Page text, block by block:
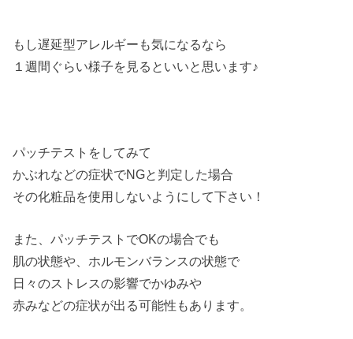
もし遅延型アレルギーも気になるなら
１週間ぐらい様子を見るといいと思います♪
パッチテストをしてみて
かぶれなどの症状でNGと判定した場合
その化粧品を使用しないようにして下さい！
また、パッチテストでOKの場合でも
肌の状態や、ホルモンバランスの状態で
日々のストレスの影響でかゆみや
赤みなどの症状が出る可能性もあります。